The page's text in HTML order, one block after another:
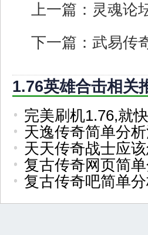
上一篇： 灵魂论
下一篇： 武易传
1.76英雄合击相关
完美刷机1.76,就
天逸传奇简单分
天天传奇战士应
复古传奇网页简
复古传奇吧简单